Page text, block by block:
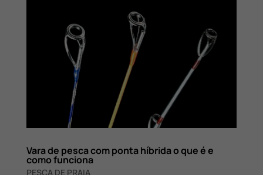
Vara de pesca com ponta híbrida o que é e
como funciona
PESCA DE PRAIA